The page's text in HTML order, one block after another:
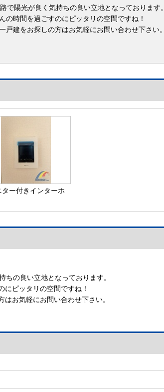
で陽光が良く気持ちの良い立地となっております。
の時間を過ごすのにピッタリの空間ですね！
戸建をお探しの方はお気軽にお問い合わせ下さい。
ター付きインターホ
の良い立地となっております。
ピッタリの空間ですね！
お気軽にお問い合わせ下さい。